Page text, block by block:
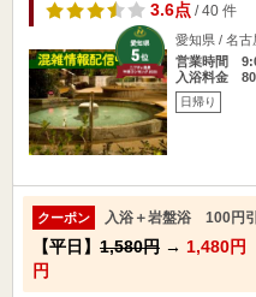
3.6点/ 40 件
愛知県 / 名古
営業時間
入浴料金
日帰り
クーポン 入浴＋岩盤浴 100円
【平日】 1,580円 → 1,480円
円